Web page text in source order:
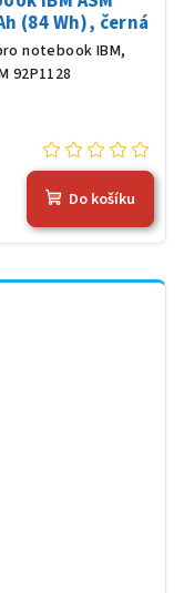
(84 Wh), černá
notebook IBM,
92P1128
Do košíku